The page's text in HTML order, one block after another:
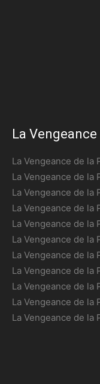
La
La Vengeance de la
La Vengeance de la
La Vengeance de la
La Vengeance de la
La Vengeance de la
La Vengeance de la
La Vengeance de la
La Vengeance de la
La Vengeance de la
La Vengeance de la
La Vengeance de la